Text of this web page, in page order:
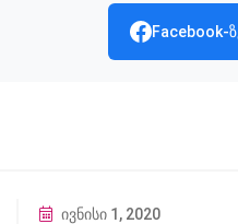
Facebook-
ივნისი 1, 2020